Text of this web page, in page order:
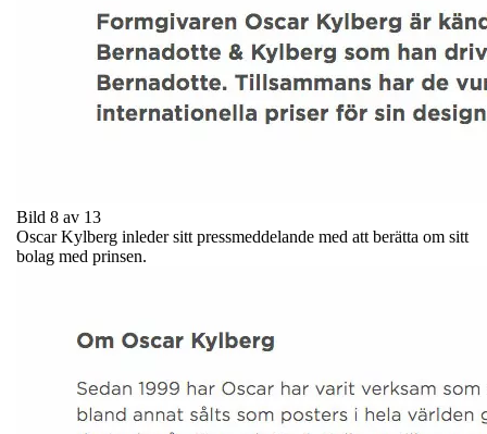
Bild 8 av 13
Oscar Kylberg inleder sitt pressmeddelande med att berätta om sitt
bolag med prinsen.